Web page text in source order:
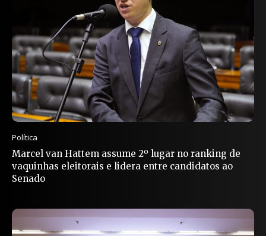
Política
Marcel van Hattem assume 2º lugar no ranking de
vaquinhas eleitorais e lidera entre candidatos ao
Senado